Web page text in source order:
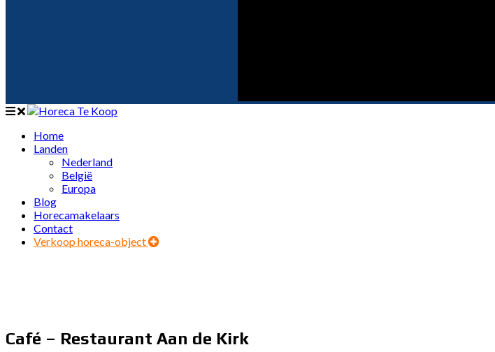
Home
Landen
Nederland
België
Europa
Blog
Horecamakelaars
Contact
Verkoop horeca-object
Café – Restaurant Aan de Kirk